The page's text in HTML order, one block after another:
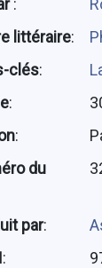
littéraire:
clés:
:
:
du
par:
: